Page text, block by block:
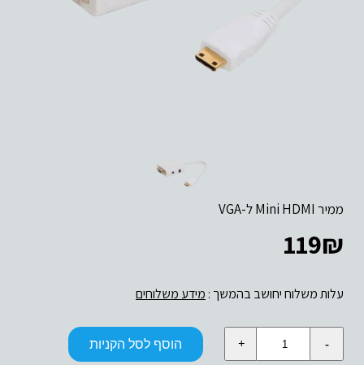
ממיר Mini HDMI ל-VGA
119₪
עלות משלוח יחושב בהמשך : מידע משלוחים
כמות
הוסף לסל הקניות